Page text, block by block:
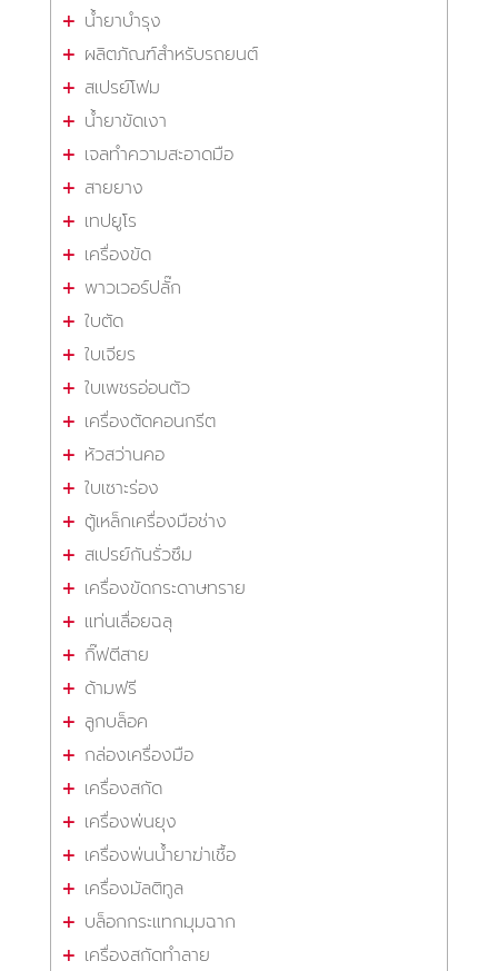
น้ำยาบำรุง
ผลิตภัณฑ์สำหรับรถยนต์
สเปรย์โฟม
น้ำยาขัดเงา
เจลทำความสะอาดมือ
สายยาง
เทปยูโร
เครื่องขัด
พาวเวอร์ปลั๊ก
ใบตัด
ใบเจียร
ใบเพชรอ่อนตัว
เครื่องตัดคอนกรีต
หัวสว่านคอ
ใบเซาะร่อง
ตู้เหล็กเครื่องมือช่าง
สเปรย์กันรั่วซึม
เครื่องขัดกระดาษทราย
แท่นเลื่อยฉลุ
กิ๊ฟตีสาย
ด้ามฟรี
ลูกบล็อค
กล่องเครื่องมือ
เครื่องสกัด
เครื่องพ่นยุง
เครื่องพ่นน้ำยาฆ่าเชื้อ
เครื่องมัลติทูล
บล็อกกระแทกมุมฉาก
เครื่องสกัดทำลาย